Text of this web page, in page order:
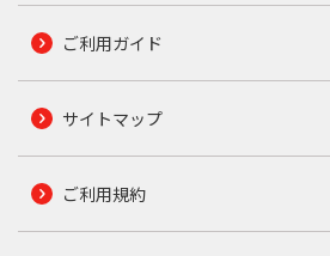
ご利用ガイド
サイトマップ
ご利用規約